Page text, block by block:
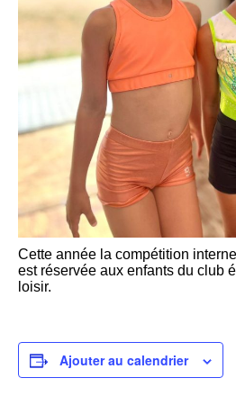
Cette année la compétition
est réservée aux enfants du club
loisir.
Ajouter au calendrier